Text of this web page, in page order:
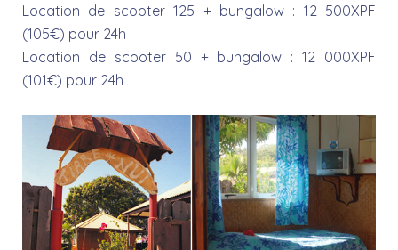
Location de scooter 125 + bungalow : 12 500XPF
(105€) pour 24h
Location de scooter 50 + bungalow : 12 000XPF
(101€) pour 24h